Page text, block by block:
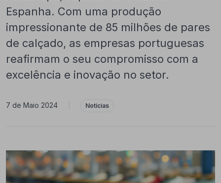
Espanha. Com uma produção
impressionante de 85 milhões de pares
de calçado, as empresas portuguesas
reafirmam o seu compromisso com a
excelência e inovação no setor.
7 de Maio 2024 Notícias